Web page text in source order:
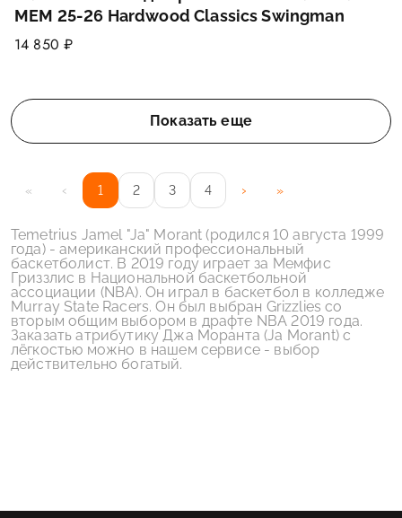
MEM 25-26 Hardwood Classics Swingman
14 850 ₽
Показать еще
« ‹ 1 2 3 4 › »
Temetrius Jamel "Ja" Morant (родился 10 августа 1999
года) - американский профессиональный
баскетболист. В 2019 году играет за Мемфис
Гриззлис в Национальной баскетбольной
ассоциации (NBA). Он играл в баскетбол в колледже
Murray State Racers. Он был выбран Grizzlies со
вторым общим выбором в драфте NBA 2019 года.
Заказать атрибутику Джа Моранта (Ja Morant) с
лёгкостью можно в нашем сервисе - выбор
действительно богатый.